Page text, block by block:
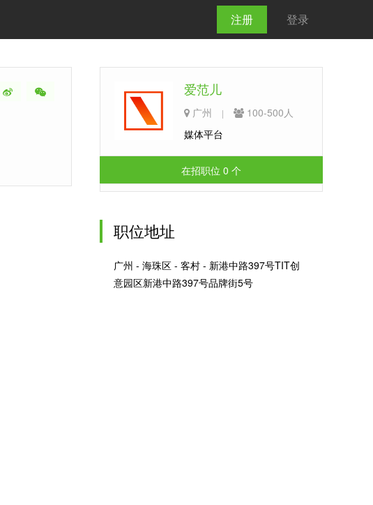
注册 登录
爱范儿
广州
|
100-500人
媒体平台
在招职位 0 个
职位地址
广州 - 海珠区 - 客村 - 新港中路397号TIT创
意园区新港中路397号品牌街5号